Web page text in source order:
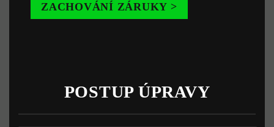
ZACHOVÁNÍ ZÁRUKY >
POSTUP ÚPRAVY